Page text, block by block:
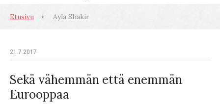
Etusivu Ayla Shakir
21.7.2017
Sekä vähemmän että enemmän
Eurooppaa